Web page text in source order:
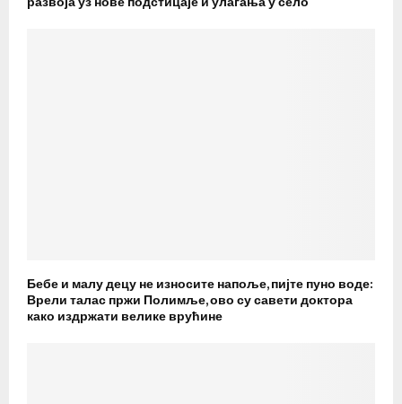
Бебе и малу децу не износите напоље, пијте пуно воде:
Врели талас пржи Полимље, ово су савети доктора
како издржати велике врућине